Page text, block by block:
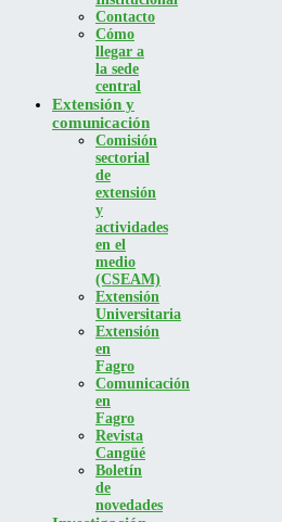
Contacto
Cómo
llegar a
la sede
central
Extensión y
comunicación
Comisión
sectorial
de
extensión
y
actividades
en el
medio
(CSEAM)
Extensión
Universitaria
Extensión
en
Fagro
Comunicación
en
Fagro
Revista
Cangüé
Boletín
de
novedades